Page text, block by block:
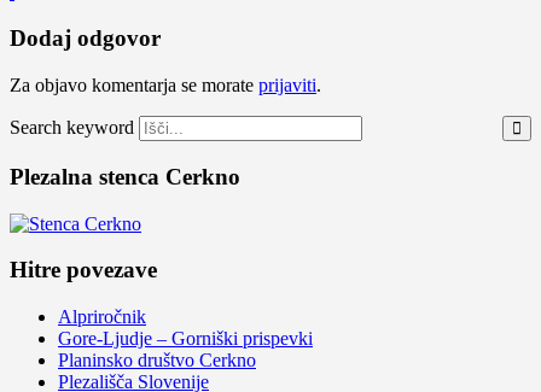
Dodaj odgovor
Za objavo komentarja se morate prijaviti.
Search keyword
Plezalna stenca Cerkno
Hitre povezave
Alpriročnik
Gore-Ljudje – Gorniški prispevki
Planinsko društvo Cerkno
Plezališča Slovenije